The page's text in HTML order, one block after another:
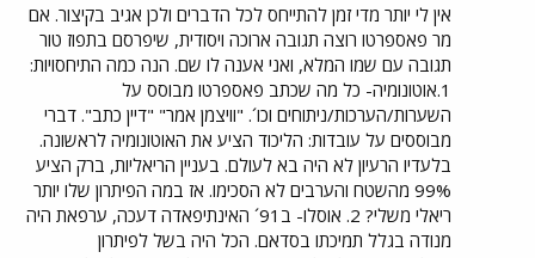
אין לי יותר מדי זמן להתייחס לכל הדברים ולכן אגיב בקיצור. אם
מר פאספרטו רוצה תגובה ארוכה ויסודית, שיפרסם בתפוז טור
תגובה עם שמו המלא, ואני אענה לו שם. הנה כמה התיחסויות:
1.אוטונומיה- כל מה שכתב פאספרטו מבוסס על
השערות/הערכות/ניתוחים וכו´. "וויצמן אמר" "דיין כתב". דברי
מבוססים על עובדות: הליכוד הציע את האוטונומיה לראשונה.
בלעדיו הרעיון לא היה בא לעולם. בעניין הריאליות, ברק הציע
99% מהשטח והערבים לא הסכימו. אז במה הפיתרון שלו יותר
ריאלי משלי? 2. אוסלו- ב91´ האינתיפאדה דעכה, ערפאת היה
מנודה בגלל תמיכתו בסדאם. הכל היה בשל לפיתרון